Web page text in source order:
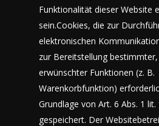
Funktionalität dieser Website
sein.Cookies, die zur
elektronischen
zur Bereitstellung
erwünschter Funktionen (z. B.
Warenkorbfunktion)
Grundlage von Art. 6 Abs. 1 lit.
gespeichert. Der